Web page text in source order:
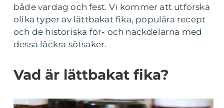
både vardag och fest. Vi kommer att utforska
olika typer av lättbakat fika, populära recept
och de historiska för- och nackdelarna med
dessa läckra sötsaker.
Vad är lättbakat fika?